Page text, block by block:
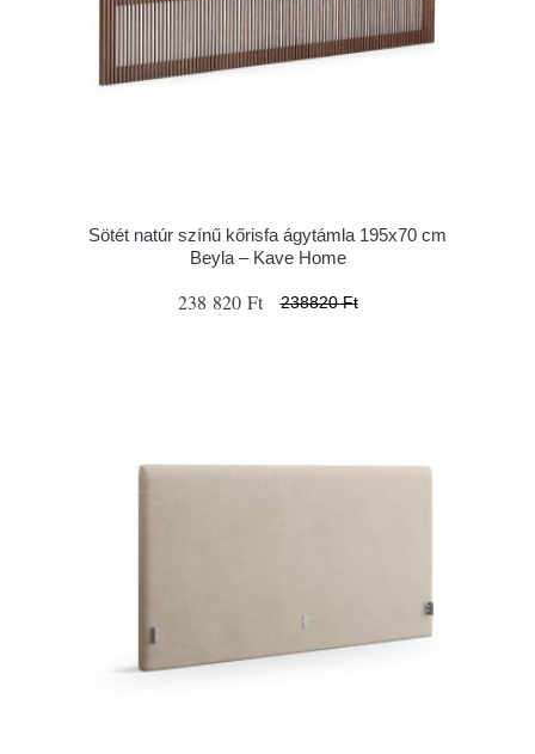
Sötét natúr színű kőrisfa ágytámla 195x70 cm
Beyla – Kave Home
238 820 Ft 238820 Ft